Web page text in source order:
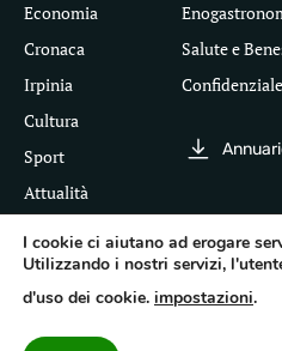
Economia
Cronaca
Irpinia
Cultura
Sport
Attualità
Salute e
Confidenziale
Segui il Corriere dell'Irpinia
I cookie ci aiutano ad erogare
Utilizzando i nostri servizi,
d'uso dei cookie. impostazioni.